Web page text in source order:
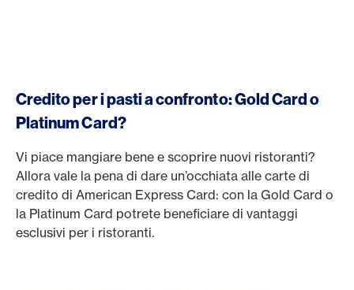
Credito per i pasti a confronto: Gold Card o
Platinum Card?
Vi piace mangiare bene e scoprire nuovi ristoranti?
Allora vale la pena di dare un’occhiata alle carte di
credito di American Express Card: con la Gold Card o
la Platinum Card potrete beneficiare di vantaggi
esclusivi per i ristoranti.